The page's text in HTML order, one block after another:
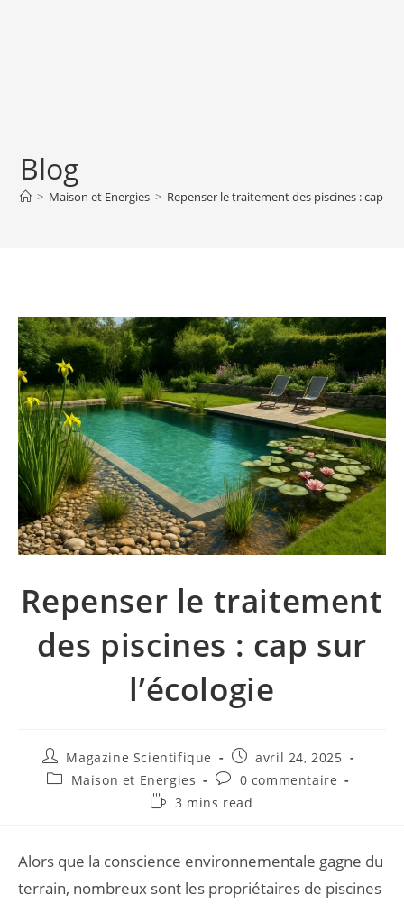
Blog
> Maison et Energies > Repenser le traitement des piscines : cap sur
Repenser le traitement
des piscines : cap sur
l’écologie
Magazine Scientifique
avril 24, 2025
Maison et Energies
0 commentaire
3 mins read
Alors que la conscience environnementale gagne du
terrain, nombreux sont les propriétaires de piscines